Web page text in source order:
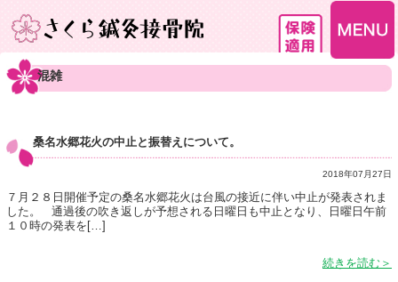
混雑
桑名水郷花火の中止と振替えについて。
2018年07月27日
７月２８日開催予定の桑名水郷花火は台風の接近に伴い中止が発表されま
した。 通過後の吹き返しが予想される日曜日も中止となり、日曜日午前
１０時の発表を […]
続きを読む＞